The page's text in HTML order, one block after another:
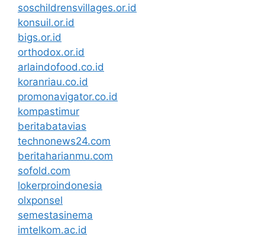
soschildrensvillages.or.id
konsuil.or.id
bigs.or.id
orthodox.or.id
arlaindofood.co.id
koranriau.co.id
promonavigator.co.id
kompastimur
beritabatavias
technonews24.com
beritaharianmu.com
sofold.com
lokerproindonesia
olxponsel
semestasinema
imtelkom.ac.id